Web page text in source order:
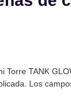
Torre TANK
Los